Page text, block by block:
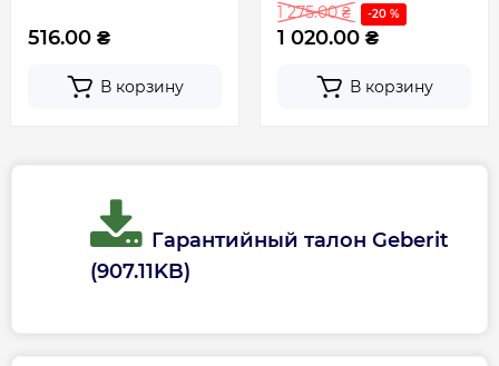
516.00 ₴
В корзину
1 275.00 ₴ -20 %
1 020.00 ₴
В корзину
Гарантийный талон Geberit
(907.11KB)